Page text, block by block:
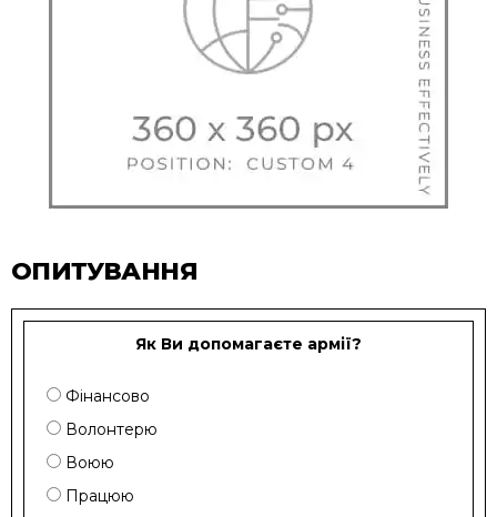
ОПИТУВАННЯ
Як Ви допомагаєте армії?
Фінансово
Волонтерю
Воюю
Працюю